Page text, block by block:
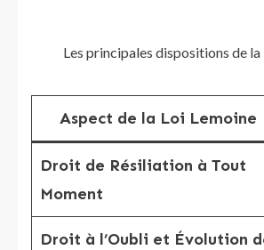
Les principales dispositions de la
Aspect de la Loi Lemoine
Droit de Résiliation à Tout
Moment
Droit à l’Oubli et Évolution